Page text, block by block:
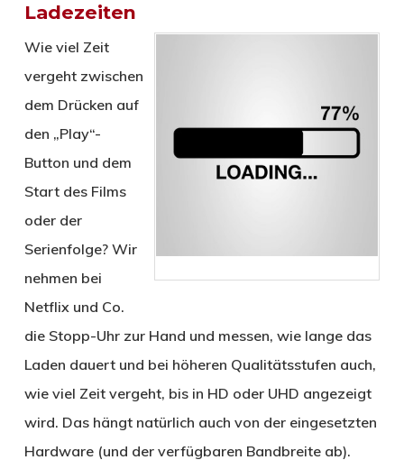
Ladezeiten
Wie viel Zeit
vergeht zwischen
dem Drücken auf
den „Play“-
Button und dem
Start des Films
oder der
Serienfolge? Wir
nehmen bei
Netflix und Co.
die Stopp-Uhr zur Hand und messen, wie lange das
Laden dauert und bei höheren Qualitätsstufen auch,
wie viel Zeit vergeht, bis in HD oder UHD angezeigt
wird. Das hängt natürlich auch von der eingesetzten
Hardware (und der verfügbaren Bandbreite ab).